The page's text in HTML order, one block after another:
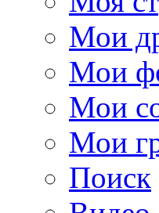
Мои
Мои
Мои
Мои
Поиск